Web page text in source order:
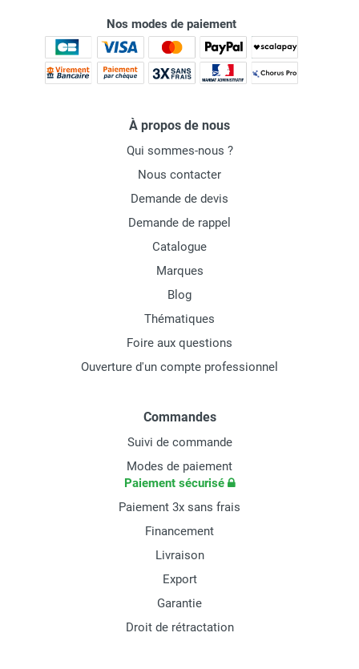
Nos modes de paiement
À propos de nous
Qui sommes-nous ?
Nous contacter
Demande de devis
Demande de rappel
Catalogue
Marques
Blog
Thématiques
Foire aux questions
Ouverture d'un compte professionnel
Commandes
Suivi de commande
Modes de paiement
Paiement sécurisé
Paiement 3x sans frais
Financement
Livraison
Export
Garantie
Droit de rétractation